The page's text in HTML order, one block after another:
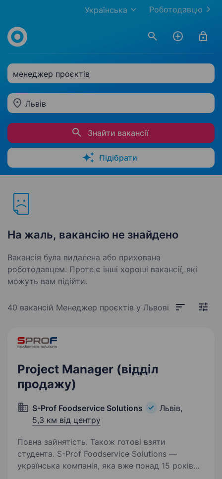
Роботодавцю
Українська
менеджер проєктів
Львів
Знайти вакансії
Підібрати
На жаль, вакансію не знайдено
Вакансія була видалена або прихована
роботодавцем. Проте є інші хороші вакансії, які
можуть вам підійти.
40 вакансій Менеджер проєктів у Львові
Project Manager (відділ
продажу)
S-Prof Foodservice Solutions
Львів,
5,3 км від центру
Повна зайнятість. Також готові взяти
студента. S-Prof Foodservice Solutions —
українська компанія, яка вже понад 15 років